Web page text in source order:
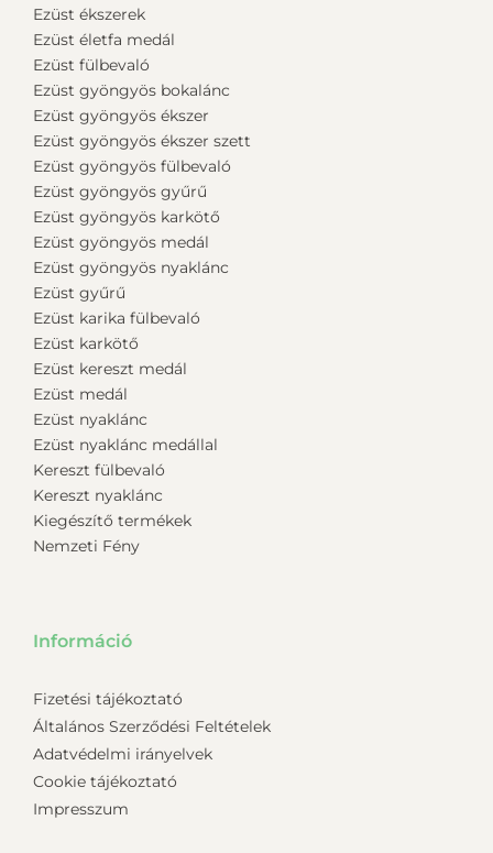
Ezüst ékszerek
Ezüst életfa medál
Ezüst fülbevaló
Ezüst gyöngyös bokalánc
Ezüst gyöngyös ékszer
Ezüst gyöngyös ékszer szett
Ezüst gyöngyös fülbevaló
Ezüst gyöngyös gyűrű
Ezüst gyöngyös karkötő
Ezüst gyöngyös medál
Ezüst gyöngyös nyaklánc
Ezüst gyűrű
Ezüst karika fülbevaló
Ezüst karkötő
Ezüst kereszt medál
Ezüst medál
Ezüst nyaklánc
Ezüst nyaklánc medállal
Kereszt fülbevaló
Kereszt nyaklánc
Kiegészítő termékek
Nemzeti Fény
Információ
Fizetési tájékoztató
Általános Szerződési Feltételek
Adatvédelmi irányelvek
Cookie tájékoztató
Impresszum